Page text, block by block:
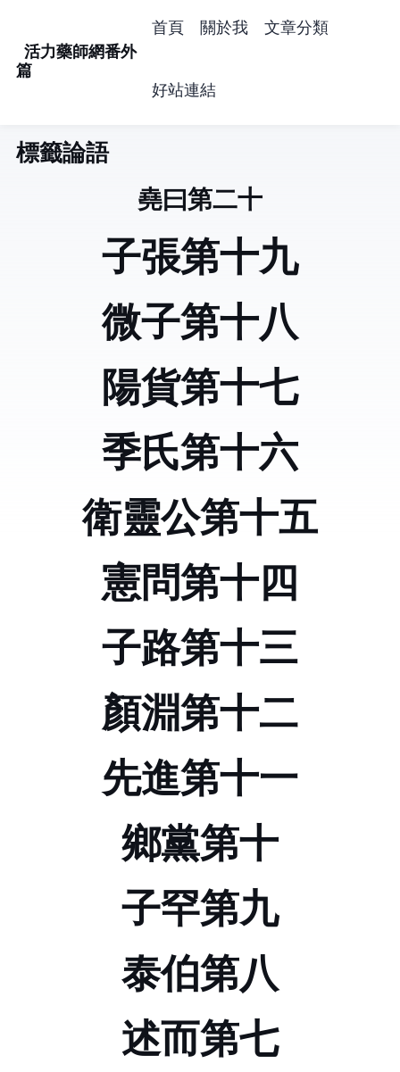
活力藥師網番外
篇
首頁 關於我 文章分類
好站連結
標籤: 論語 (21)
堯曰第二十
子張第十九
微子第十八
陽貨第十七
季氏第十六
衛靈公第十五
憲問第十四
子路第十三
顏淵第十二
先進第十一
鄉黨第十
子罕第九
泰伯第八
述而第七